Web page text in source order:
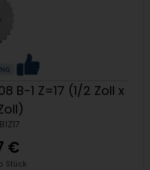
B-1 Z=17 (1/2 Zoll x
€
Stück